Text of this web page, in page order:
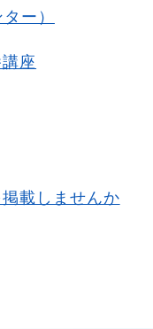
ー）
座
載しませんか